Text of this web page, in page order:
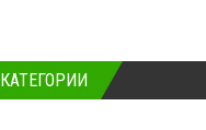
КАТЕГОРИИ